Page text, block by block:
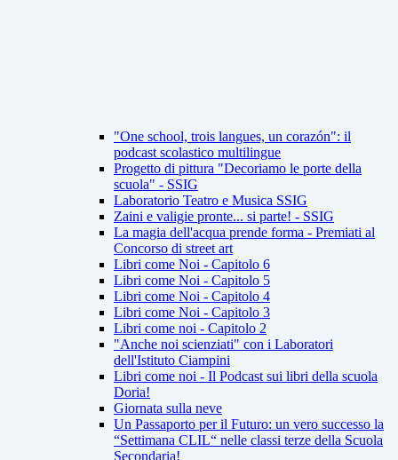
"One school, trois langues, un corazón": il
podcast scolastico multilingue
Progetto di pittura "Decoriamo le porte della
scuola" - SSIG
Laboratorio Teatro e Musica SSIG
Zaini e valigie pronte... si parte! - SSIG
La magia dell'acqua prende forma - Premiati al
Concorso di street art
Libri come Noi - Capitolo 6
Libri come Noi - Capitolo 5
Libri come Noi - Capitolo 4
Libri come Noi - Capitolo 3
Libri come noi - Capitolo 2
"Anche noi scienziati" con i Laboratori
dell'Istituto Ciampini
Libri come noi - Il Podcast sui libri della scuola
Doria!
Giornata sulla neve
Un Passaporto per il Futuro: un vero successo la
“Settimana CLIL“ nelle classi terze della Scuola
Secondaria!